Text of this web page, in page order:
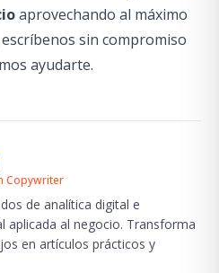
aprovechando al máximo
escríbenos sin compromiso
ayudarte.
Copywriter
de analítica digital e
aplicada al negocio. Transforma
en artículos prácticos y